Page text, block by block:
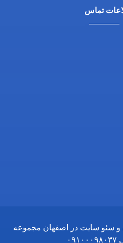
تماس
و سئو سایت در اصفهان مجموعه
۰۹۱۰۰۰۹۸۰۳۷